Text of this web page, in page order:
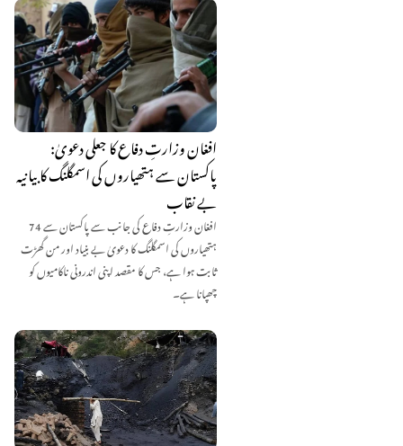
افغان وزارتِ دفاع کا جعلی دعویٰ:
پاکستان سے ہتھیاروں کی اسمگلنگ کا بیانیہ
بے نقاب
افغان وزارتِ دفاع کی جانب سے پاکستان سے 74
ہتھیاروں کی اسمگلنگ کا دعویٰ بے بنیاد اور من گھڑت
ثابت ہوا ہے، جس کا مقصد اپنی اندرونی ناکامیوں کو
چھپانا ہے۔